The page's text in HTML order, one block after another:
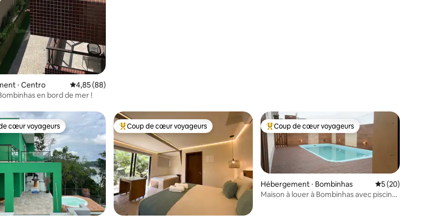
⋅ Centro Évaluation moyenne sur la base de 88 commentaires : 4,85 sur 5
4,85 (88)
en bord de mer !
la base de 30 commentaires : 4,97 sur 5
cœur voyageurs les plus appréciés
cœur voyageurs Coups de cœur voyageurs les plus appréciés
Coup de cœur voyageurs Coups de cœur voyageurs les plus appréciés
Coup de cœur voyageurs
Hébergement ⋅ Bombinhas Évaluation
5 (20)
Maison à louer à Bombinhas avec piscine